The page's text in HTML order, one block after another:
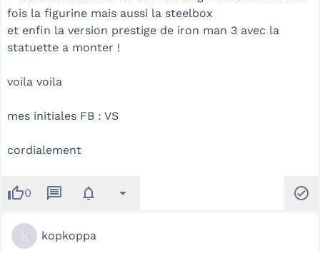
fois la figurine mais aussi la steelbox
et enfin la version prestige de iron man 3 avec la
statuette a monter !
voila voila
mes initiales FB : VS
cordialement
thumb_up0 message notifications arrow_drop_down check_circle
kopkoppa